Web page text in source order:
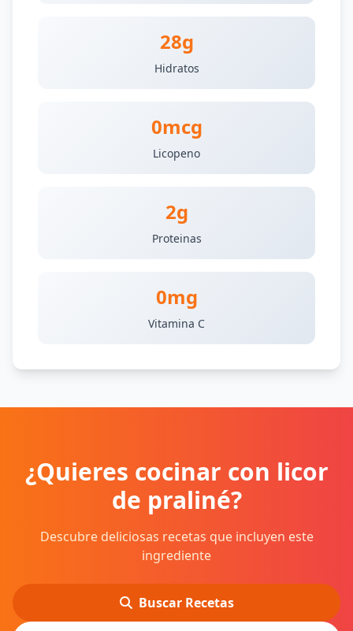
28g
Hidratos
0mcg
Licopeno
2g
Proteinas
0mg
Vitamina C
¿Quieres cocinar con licor
de praliné?
Descubre deliciosas recetas que incluyen este
ingrediente
Buscar Recetas